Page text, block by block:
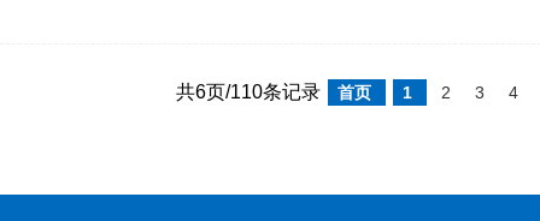
共6页/110条记录 首页 1 2 3 4